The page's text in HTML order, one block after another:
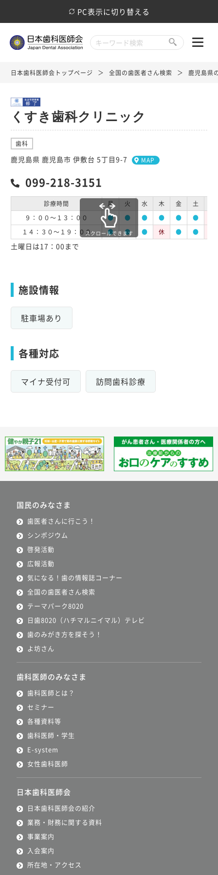
PC表示に切り替える
日本歯科医師会トップページ 全国の歯医者さん検索 鹿児島県
くすき歯科クリニック
歯科
鹿児島県 鹿児島市 伊敷台 5丁目9-7 MAP
099-218-3151
診療時間 月 火 水 木 金 土
９：００～１３：００
● ● ● ● ● ●
１４：３０～１９：００
● ● ● 休 ● ●
スクロールできます
土曜日は17：00まで
施設情報
駐車場あり
各種対応
マイナ受付可 訪問歯科診療
国民のみなさま
歯医者さんに行こう！
シンポジウム
啓発活動
広報活動
気になる！歯の情報誌コーナー
全国の歯医者さん検索
テーマパーク8020
日歯8020（ハチマルニイマル）テレビ
歯のみがき方を探そう！
よ坊さん
歯科医師のみなさま
歯科医師とは？
セミナー
各種資料等
歯科医師・学生
E-system
女性歯科医師
日本歯科医師会
日本歯科医師会の紹介
業務・財務に関する資料
事業案内
入会案内
所在地・アクセス